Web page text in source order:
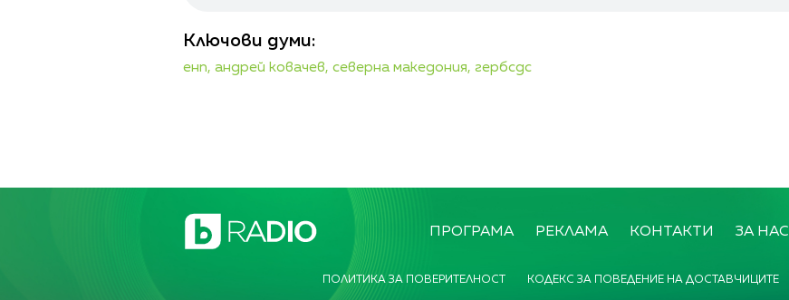
Ключови думи:
енп, андрей ковачев, северна македония, гербсдс
ПРОГРАМА РЕКЛАМА КОНТАКТИ ЗА НАС
ПОЛИТИКА ЗА ПОВЕРИТЕЛНОСТ КОДЕКС ЗА ПОВЕДЕНИЕ НА ДОСТАВЧИЦИТЕ